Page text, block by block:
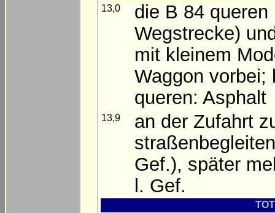
13,0
die B 84
Wegstrecke)
mit kleinem
Waggon vorbei;
queren: Asphalt
13,9
an der Zufahrt
Gef.), später
l. Gef.